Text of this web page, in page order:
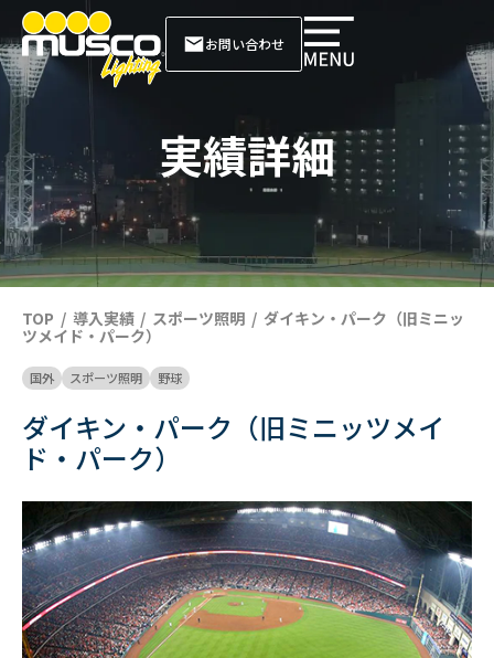
お問い合わせ
実績詳細
TOP 導入実績 スポーツ照明
ダイキン・パーク（旧ミニッ
ツメイド・パーク）
国外 スポーツ照明 野球
ダイキン・パーク（旧ミニッツメイ
ド・パーク）